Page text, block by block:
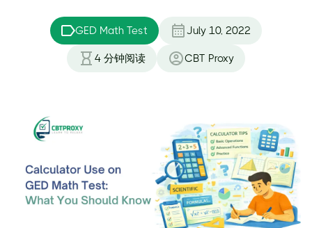
GED Math Test July 10, 2022
4 分钟阅读 CBT Proxy